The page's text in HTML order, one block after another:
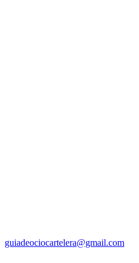
guiadeociocartelera@gmail.com